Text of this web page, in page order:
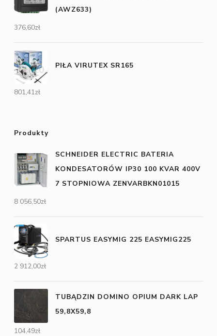
(AWZ633)
376,60zł
PIŁA VIRUTEX SR165
801,41zł
Produkty
SCHNEIDER ELECTRIC BATERIA
KONDESATORÓW IP30 100 KVAR 400V
7 STOPNIOWA ZENVARBKN01015
8 056,50zł
SPARTUS EASYMIG 225 EASYMIG225
2 912,00zł
TUBĄDZIN DOMINO OPIUM DARK LAP
59,8X59,8
104,49zł